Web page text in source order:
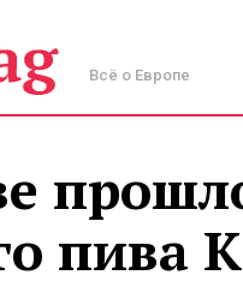
Всё о Европе
пива